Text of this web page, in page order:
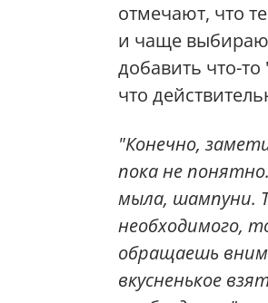
отмечают, что
и чаще
добавить что-
что
"Конечно,
пока не
мыла, шампуни.
необходимого,
обращаешь
вкусненькое